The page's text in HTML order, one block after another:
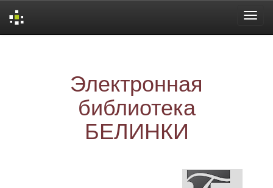
Электронная
библиотека
БЕЛИНКИ